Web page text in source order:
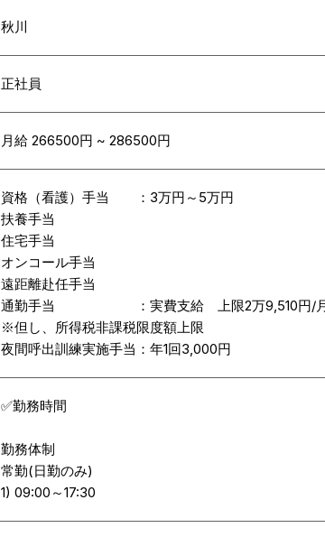
秋川
正社員
月給 266500円 ~ 286500円
資格（看護）手当 ：3万円～5万円
扶養手当
住宅手当
オンコール手当
遠距離赴任手当
通勤手当 ：実費支給 上限2万9,510円/
※但し、所得税非課税限度額上限
夜間呼出訓練実施手当：年1回3,000円
✅勤務時間
勤務体制
常勤(日勤のみ)